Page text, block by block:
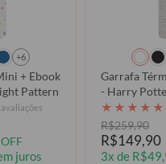
+6
+ Ebook
Pattern
juros
Garrafa
- Harry
★ ★ ★ ★ ★
R$259,90
R$149,90
3x de